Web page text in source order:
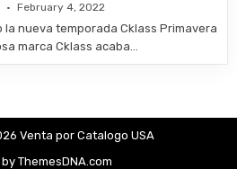
February 4, 2022
la nueva temporada Cklass Primavera
marca Cklass acaba…
Venta por Catalogo USA
ThemesDNA.com